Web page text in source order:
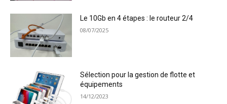
Le 10Gb en 4 étapes : le routeur 2/4
08/07/2025
Sélection pour la gestion de flotte et
équipements
14/12/2023